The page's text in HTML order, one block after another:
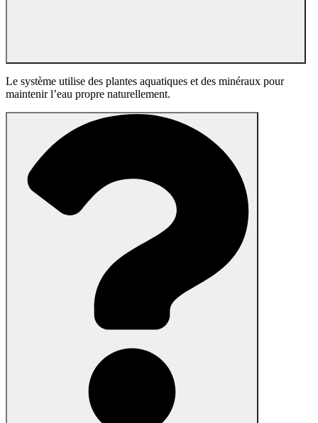
Le système utilise des plantes aquatiques et des minéraux pour
maintenir l’eau propre naturellement.